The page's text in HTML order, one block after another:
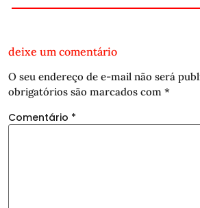
deixe um comentário
O seu endereço de e-mail não será
obrigatórios são marcados com *
Comentário *